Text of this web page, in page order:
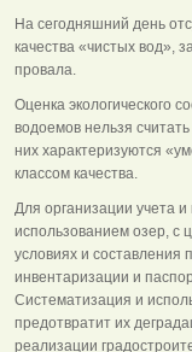
На сегодняшний день
качества «чистых вод»,
провала.
Оценка экологического
водоемов нельзя
них характеризуются
классом качества.
Для организации учета и
использованием озер, с
условиях и составления
инвентаризации и
Систематизация и
предотвратит их
реализации